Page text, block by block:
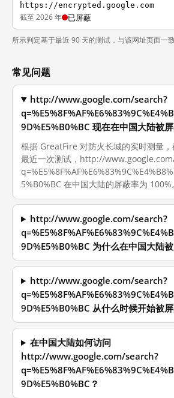
https://encrypted.google.com
截至 2026 年 已屏蔽
所示判定基于最近 90 天的测试，与该网址页面一致
常见问题
http://www.google.com/search?
9D%E5%B0%BC 现在在中国大陆被
根据 GreatFire 对防火长城的实时测量
最近一次测试，http://
5%B0%BC 在中国大陆的屏蔽率为 100%。
http://www.google.com/search?
9D%E5%B0%BC 为什么在中国大陆
http://www.google.com/search?
9D%E5%B0%BC 从什么时候开始被
在中国大陆如何访问
http://www.google.com/search?
9D%E5%B0%BC？